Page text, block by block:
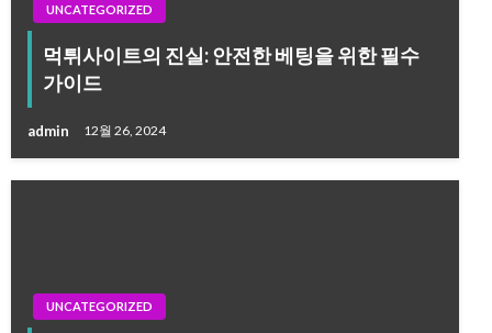
UNCATEGORIZED
먹튀사이트의 진실: 안전한 베팅을 위한 필수
가이드
admin 12월 26, 2024
UNCATEGORIZED